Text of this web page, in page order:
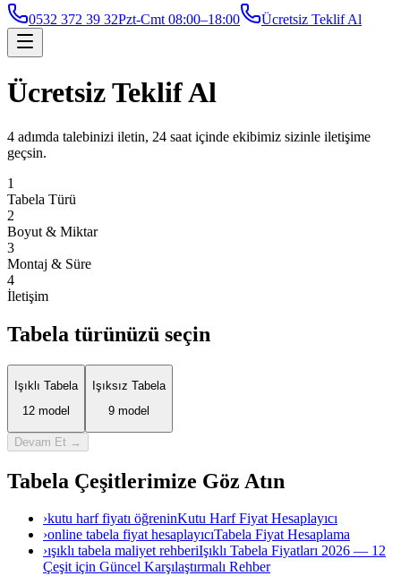
0532 372 39 32Pzt-Cmt 08:00–18:00 Ücretsiz Teklif Al
Ücretsiz Teklif Al
4 adımda talebinizi iletin, 24 saat içinde ekibimiz sizinle iletişime
geçsin.
1
Tabela Türü
2
Boyut & Miktar
3
Montaj & Süre
4
İletişim
Tabela türünüzü seçin
Işıklı Tabela
12 model
Işıksız Tabela
9 model
Devam Et →
Tabela Çeşitlerimize Göz Atın
›kutu harf fiyatı öğreninKutu Harf Fiyat Hesaplayıcı
›online tabela fiyat hesaplayıcıTabela Fiyat Hesaplama
›ışıklı tabela maliyet rehberiIşıklı Tabela Fiyatları 2026 — 12
Çeşit için Güncel Karşılaştırmalı Rehber